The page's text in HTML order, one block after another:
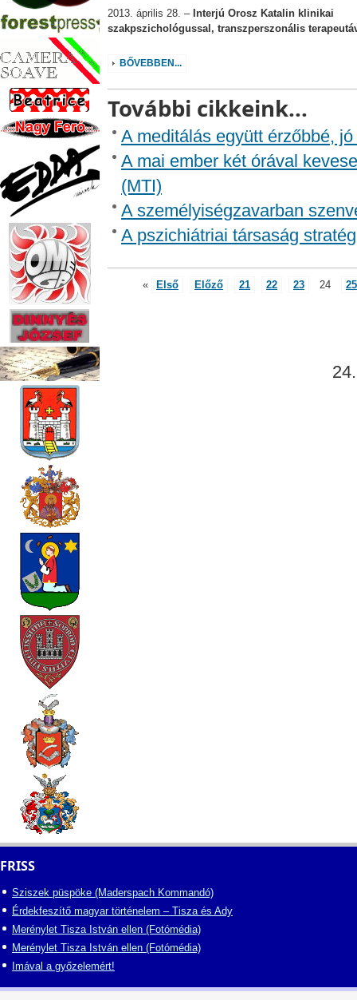
2013. április 28. – Interjú Orosz Katalin klinikai
szakpszichológussal, transzperszonális
BŐVEBBEN...
További cikkeink...
A meditálás együtt érzőbbé,
A mai ember két órával
(MTI)
A személyiségzavarban
A pszichiátriai társaság
« Első Előző 21 22 23 24 25
FRISS
Sziszek püspöke (Maderspach Kommandó)
Érdekfeszítő magyar történelem – Tisza és Ady
Merénylet Tisza István ellen (Fotómédia)
Merénylet Tisza István ellen (Fotómédia)
Imával a győzelemért!